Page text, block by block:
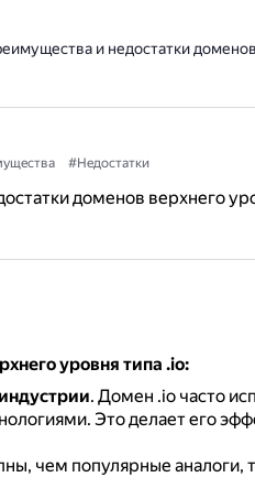
и недостатки
#Недостатки
доменов верхнего
уровня типа .io:
. Домен .io часто
Это делает его
чем популярные аналоги,